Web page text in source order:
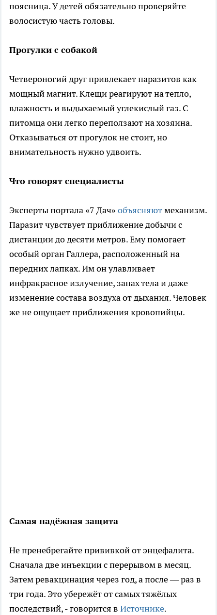
поясница. У детей обязательно проверяйте
волосистую часть головы.
Прогулки с собакой
Четвероногий друг привлекает паразитов как
мощный магнит. Клещи реагируют на тепло,
влажность и выдыхаемый углекислый газ. С
питомца они легко переползают на хозяина.
Отказываться от прогулок не стоит, но
внимательность нужно удвоить.
Что говорят специалисты
Эксперты портала «7 Дач» объясняютмеханизм.
Паразит чувствует приближение добычи с
дистанции до десяти метров. Ему помогает
особый орган Галлера, расположенный на
передних лапках. Им он улавливает
инфракрасное излучение, запах тела и даже
изменение состава воздуха от дыхания. Человек
же не ощущает приближения кровопийцы.
Самая надёжная защита
Не пренебрегайте прививкой от энцефалита.
Сначала две инъекции с перерывом в месяц.
Затем ревакцинация через год, а после — раз в
три года. Это убережёт от самых тяжёлых
последствий, - говорится в Источнике.